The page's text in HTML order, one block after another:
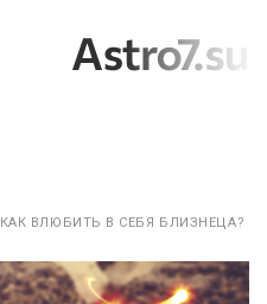
КАК ВЛЮБИТЬ В СЕБЯ БЛИЗНЕЦА?